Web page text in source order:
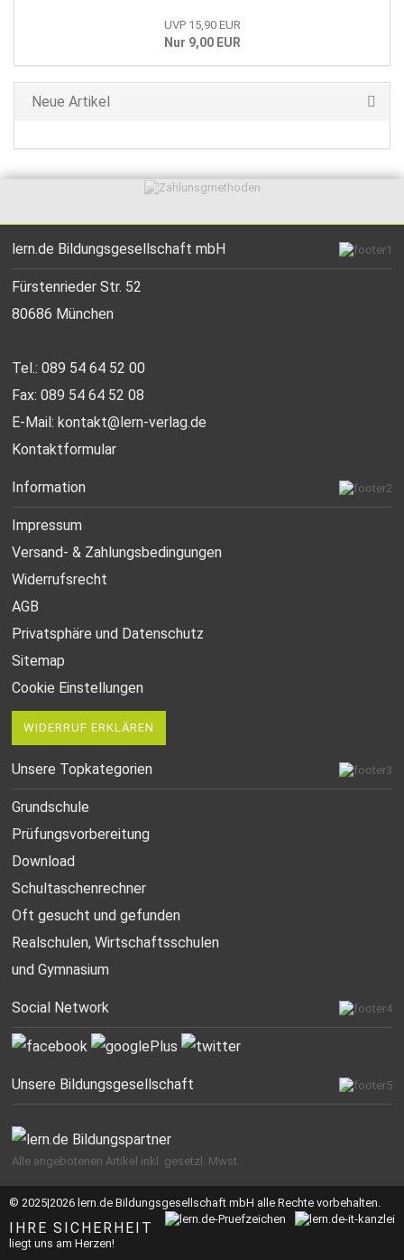
UVP 15,90 EUR
Nur 9,00 EUR
Neue Artikel
lern.de Bildungsgesellschaft mbH
Fürstenrieder Str. 52
80686 München
Tel.: 089 54 64 52 00
Fax: 089 54 64 52 08
E-Mail:kontakt@lern-verlag.de
Kontaktformular
Information
Impressum
Versand- & Zahlungsbedingungen
Widerrufsrecht
AGB
Privatsphäre und Datenschutz
Sitemap
Cookie Einstellungen
WIDERRUF ERKLÄREN
Unsere Topkategorien
Grundschule
Prüfungsvorbereitung
Download
Schultaschenrechner
Oft gesucht und gefunden
Realschulen,Wirtschaftsschulen
und Gymnasium
Social Network
Unsere Bildungsgesellschaft
Alle angebotenen Artikel inkl. gesetzl. Mwst..
© 2025|2026 lern.de Bildungsgesellschaft mbH alle Rechte vorbehalten.
IHRE SICHERHEIT
liegt uns am Herzen!